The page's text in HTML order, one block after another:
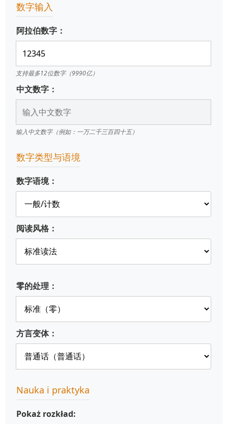
数字输入
阿拉伯数字：
支持最多12位数字（9990亿）
中文数字：
输入中文数字（例如：一万二千三百四十五）
数字类型与语境
数字语境：
阅读风格：
零的处理：
方言变体：
Nauka i praktyka
Pokaż rozkład: